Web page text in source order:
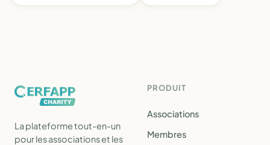
La plateforme tout-en-un
pour les associations et les
PRODUIT
Associations
Membres